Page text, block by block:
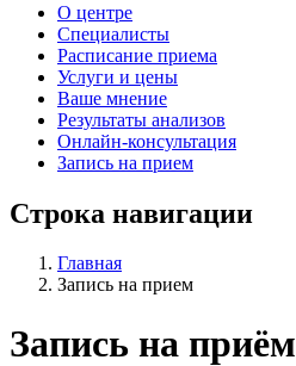
О центре
Специалисты
Расписание приема
Услуги и цены
Ваше мнение
Результаты анализов
Онлайн-консультация
Запись на прием
Строка навигации
Главная
Запись на прием
Запись на приём